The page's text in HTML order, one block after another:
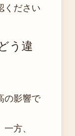
ください
う違
の影響で
方、